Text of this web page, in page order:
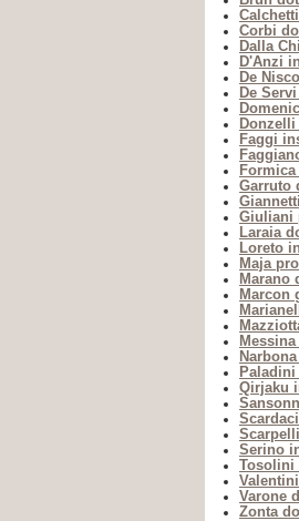
Corbi
Dalla
D'Anzi
De
De
Faggi
Garruto
Giuliani
Laraia
Loreto
Maja
Marano
Marcon
Paladini
Qirjaku
Serino
Tosolini
Varone
Zonta